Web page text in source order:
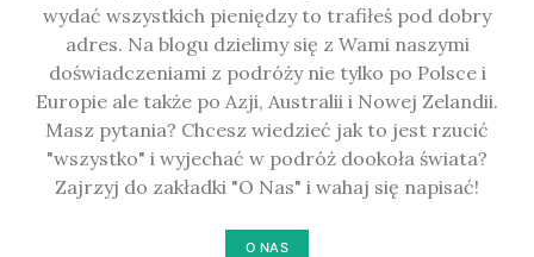
wydać wszystkich pieniędzy to trafiłeś pod dobry
adres. Na blogu dzielimy się z Wami naszymi
doświadczeniami z podróży nie tylko po Polsce i
Europie ale także po Azji, Australii i Nowej Zelandii.
Masz pytania? Chcesz wiedzieć jak to jest rzucić
"wszystko" i wyjechać w podróż dookoła świata?
Zajrzyj do zakładki "O Nas" i wahaj się napisać!
O NAS